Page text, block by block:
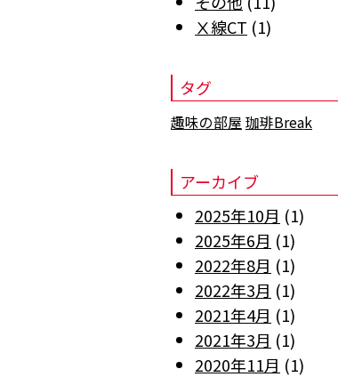
Ⅹ線CT (1)
タグ
趣味の部屋 珈琲Break
アーカイブ
2025年10月 (1)
2025年6月 (1)
2022年8月 (1)
2022年3月 (1)
2021年4月 (1)
2021年3月 (1)
2020年11月 (1)